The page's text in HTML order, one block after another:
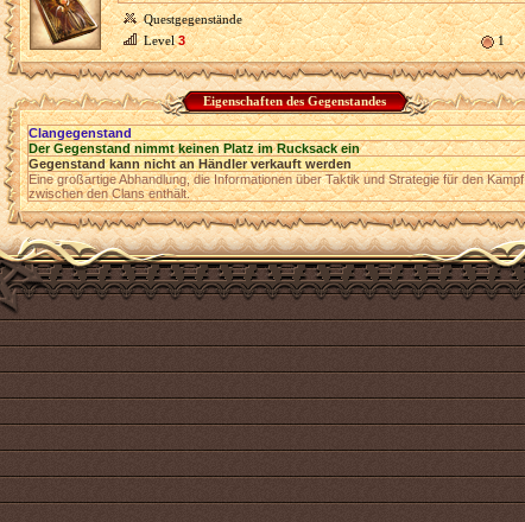
Questgegenstände
Level3 1
Eigenschaften des Gegenstandes
Clangegenstand
Der Gegenstand nimmt keinen Platz im Rucksack ein
Gegenstand kann nicht an Händler verkauft werden
Eine großartige Abhandlung, die Informationen über Taktik und Strategie für den Kampf
zwischen den Clans enthält.